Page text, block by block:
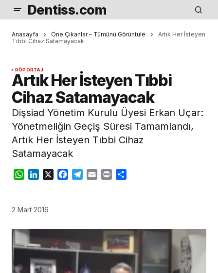
Dentiss.com
Anasayfa Öne Çıkanlar – Tümünü Görüntüle
Artık Her İsteyen
Tıbbi Cihaz Satamayacak
RÖPORTAJ
Artık Her İsteyen Tıbbi
Cihaz Satamayacak
Dişsiad Yönetim Kurulu Üyesi Erkan Uçar:
Yönetmeliğin Geçiş Süresi Tamamlandı,
Artık Her İsteyen Tıbbi Cihaz
Satamayacak
WhatsApp
LinkedIn
X Facebook
Telegram
Email Print
2 Mart 2016